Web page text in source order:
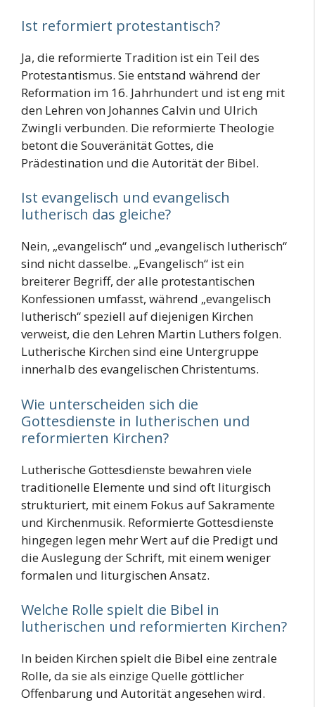
Ist reformiert protestantisch?
Ja, die reformierte Tradition ist ein Teil des
Protestantismus. Sie entstand während der
Reformation im 16. Jahrhundert und ist eng mit
den Lehren von Johannes Calvin und Ulrich
Zwingli verbunden. Die reformierte Theologie
betont die Souveränität Gottes, die
Prädestination und die Autorität der Bibel.
Ist evangelisch und evangelisch
lutherisch das gleiche?
Nein, „evangelisch“ und „evangelisch lutherisch“
sind nicht dasselbe. „Evangelisch“ ist ein
breiterer Begriff, der alle protestantischen
Konfessionen umfasst, während „evangelisch
lutherisch“ speziell auf diejenigen Kirchen
verweist, die den Lehren Martin Luthers folgen.
Lutherische Kirchen sind eine Untergruppe
innerhalb des evangelischen Christentums.
Wie unterscheiden sich die
Gottesdienste in lutherischen und
reformierten Kirchen?
Lutherische Gottesdienste bewahren viele
traditionelle Elemente und sind oft liturgisch
strukturiert, mit einem Fokus auf Sakramente
und Kirchenmusik. Reformierte Gottesdienste
hingegen legen mehr Wert auf die Predigt und
die Auslegung der Schrift, mit einem weniger
formalen und liturgischen Ansatz.
Welche Rolle spielt die Bibel in
lutherischen und reformierten Kirchen?
In beiden Kirchen spielt die Bibel eine zentrale
Rolle, da sie als einzige Quelle göttlicher
Offenbarung und Autorität angesehen wird.